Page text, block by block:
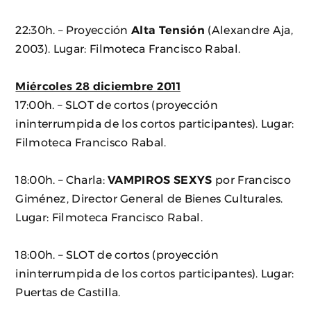
22:30h. – Proyección Alta Tensión (Alexandre Aja,
2003). Lugar: Filmoteca Francisco Rabal.
Miércoles 28 diciembre 2011
17:00h. – SLOT de cortos (proyección
ininterrumpida de los cortos participantes). Lugar:
Filmoteca Francisco Rabal.
18:00h. – Charla:VAMPIROS SEXYS por Francisco
Giménez, Director General de Bienes Culturales.
Lugar: Filmoteca Francisco Rabal.
18:00h. – SLOT de cortos (proyección
ininterrumpida de los cortos participantes). Lugar:
Puertas de Castilla.